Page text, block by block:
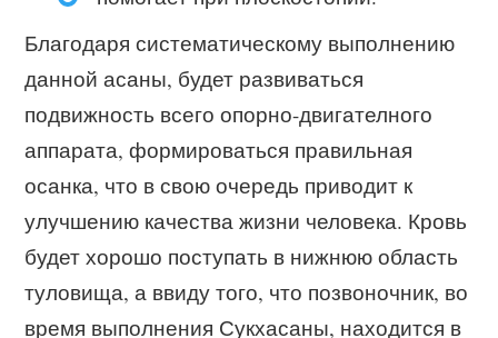
Благодаря систематическому выполнению
данной асаны, будет развиваться
подвижность всего опорно-двигателного
аппарата, формироваться правильная
осанка, что в свою очередь приводит к
улучшению качества жизни человека. Кровь
будет хорошо поступать в нижнюю область
туловища, а ввиду того, что позвоночник, во
время выполнения Сукхасаны, находится в